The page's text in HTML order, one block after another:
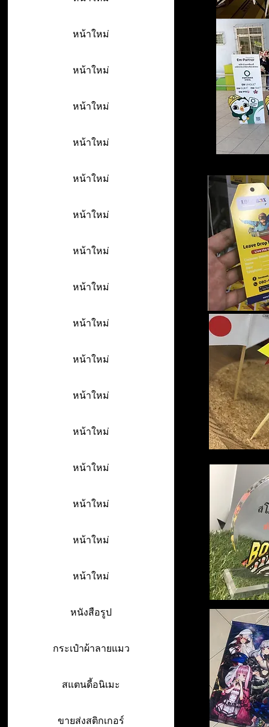
หน้าใหม่
หน้าใหม่
หน้าใหม่
หน้าใหม่
หน้าใหม่
หน้าใหม่
หน้าใหม่
หน้าใหม่
หน้าใหม่
หน้าใหม่
หน้าใหม่
หน้าใหม่
หน้าใหม่
หน้าใหม่
หน้าใหม่
หน้าใหม่
หนังสือรูป
กระเป๋าผ้าลายแมว
สแตนดี้อนิเมะ
ขายส่งสติกเกอร์